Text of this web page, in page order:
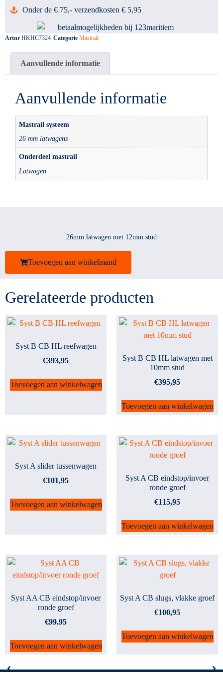
Onder de € 75,- verzendkosten € 5,95
Artnr HKHC7324 Categorie Mastrail
Aanvullende informatie
Aanvullende informatie
Mastrail systeem
26 mm latwagens
Onderdeel mastrail
Latwagen
26mm latwagen met 12mm stud
Toevoegen aan winkelmand
Gerelateerde producten
Syst B CB HL reefwagen
€393,95
Toevoegen aan winkelwagen
Syst B CB HL latwagen met
10mm stud
€395,95
Toevoegen aan winkelwagen
Syst A slider tussenwagen
€101,95
Toevoegen aan winkelwagen
Syst A CB eindstop/invoer
ronde groef
€115,95
Toevoegen aan winkelwagen
Syst AA CB eindstop/invoer
ronde groef
€99,95
Toevoegen aan winkelwagen
Syst A CB slugs, vlakke groef
€100,95
Toevoegen aan winkelwagen